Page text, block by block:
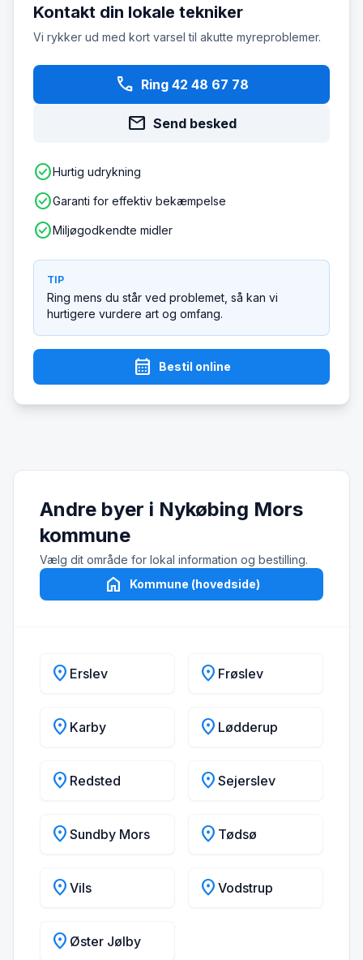
Kontakt din lokale tekniker
Vi rykker ud med kort varsel til akutte myreproblemer.
phone Ring 42 48 67 78
mail Send besked
check_circleHurtig udrykning
check_circleGaranti for effektiv bekæmpelse
check_circleMiljøgodkendte midler
TIP
Ring mens du står ved problemet, så kan vi
hurtigere vurdere art og omfang.
calendar_month Bestil online
Andre byer i Nykøbing Mors
kommune
Vælg dit område for lokal information og bestilling.
home Kommune (hovedside)
location_on Erslev location_on Frøslev
location_on Karby location_on Lødderup
location_on Redsted location_on Sejerslev
location_on Sundby Mors location_on Tødsø
location_on Vils location_on Vodstrup
location_on Øster Jølby